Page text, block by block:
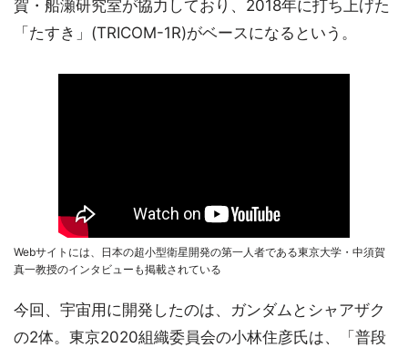
賀・船瀬研究室が協力しており、2018年に打ち上げた
「たすき」(TRICOM-1R)がベースになるという。
Webサイトには、日本の超小型衛星開発の第一人者である東京大学・中須賀
真一教授のインタビューも掲載されている
今回、宇宙用に開発したのは、ガンダムとシャアザク
の2体。東京2020組織委員会の小林住彦氏は、「普段